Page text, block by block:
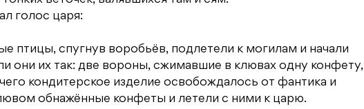
голос царя:
птицы, спугнув воробьёв, подлетели к могилам и начали
они их так: две вороны, сжимавшие в клювах одну конфету,
кондитерское изделие освобождалось от фантика и
обнажённые конфеты и летели с ними к царю.